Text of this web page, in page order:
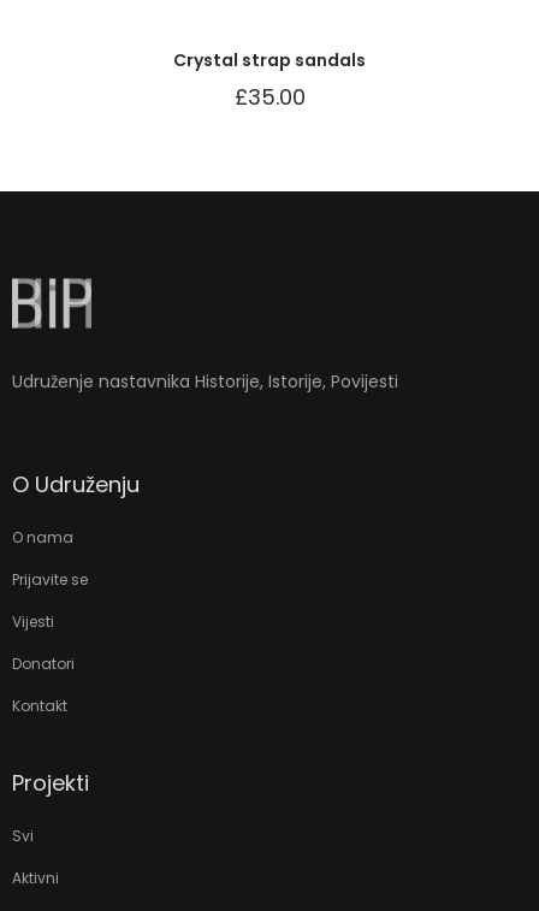
Crystal strap sandals
£35.00
Udruženje nastavnika Historije, Istorije, Povijesti
O Udruženju
O nama
Prijavite se
Vijesti
Donatori
Kontakt
Projekti
Svi
Aktivni